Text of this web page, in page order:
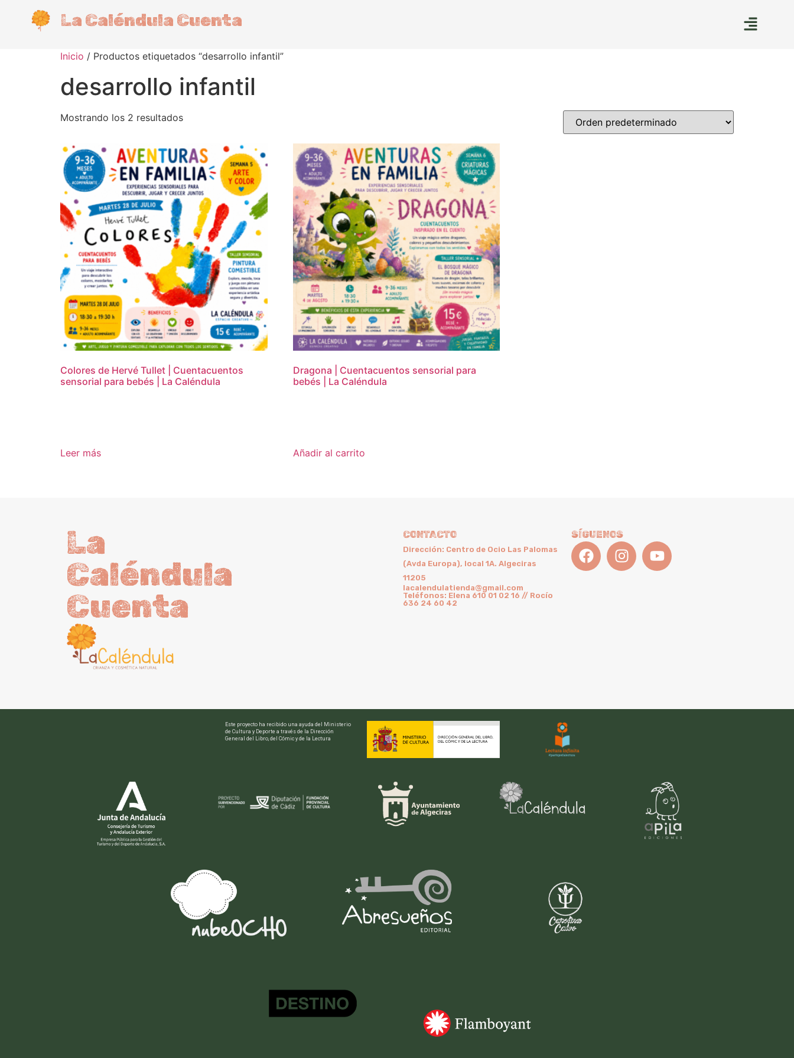
La Caléndula Cuenta
Inicio / Productos etiquetados “desarrollo infantil”
desarrollo infantil
Mostrando los 2 resultados
Colores de Hervé Tullet | Cuentacuentos
sensorial para bebés | La Caléndula
Leer más
Dragona | Cuentacuentos sensorial para
bebés | La Caléndula
Añadir al carrito
La
Caléndula
Cuenta
CONTACTO
Dirección: Centro de Ocio Las Palomas
(Avda Europa), local 1A. Algeciras
11205
lacalendulatienda@gmail.com
Teléfonos: Elena 610 01 02 16 // Rocío
636 24 60 42
SÍGUENOS
Este proyecto ha recibido una ayuda del Ministerio
de Cultura y Deporte a través de la Dirección
General del Libro, del Cómic y de la Lectura